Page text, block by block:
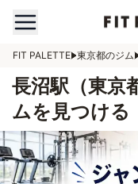
FIT PALETTE 東京都のジム
長沼駅（東京
ムを見つける